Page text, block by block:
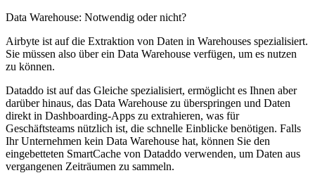
Data Warehouse: Notwendig oder nicht?
Airbyte ist auf die Extraktion von Daten in Warehouses spezialisiert.
Sie müssen also über ein Data Warehouse verfügen, um es nutzen
zu können.
Dataddo ist auf das Gleiche spezialisiert, ermöglicht es Ihnen aber
darüber hinaus, das Data Warehouse zu überspringen und Daten
direkt in Dashboarding-Apps zu extrahieren, was für
Geschäftsteams nützlich ist, die schnelle Einblicke benötigen. Falls
Ihr Unternehmen kein Data Warehouse hat, können Sie den
eingebetteten SmartCache von Dataddo verwenden, um Daten aus
vergangenen Zeiträumen zu sammeln.